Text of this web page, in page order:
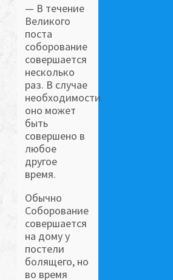
— В течение
Великого
поста
соборование
совершается
несколько
раз. В случае
необходимости
оно может
быть
совершено в
любое
другое
время.
Обычно
Соборование
совершается
на дому у
постели
болящего, но
во время